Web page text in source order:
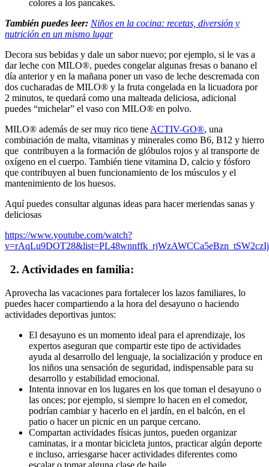
colores a los pancakes.
También puedes leer: Niños en la cocina: recetas, diversión y
nutrición en un mismo lugar
Decora sus bebidas y dale un sabor nuevo; por ejemplo, si le vas a
dar leche con MILO®, puedes congelar algunas fresas o banano el
día anterior y en la mañana poner un vaso de leche descremada con
dos cucharadas de MILO® y la fruta congelada en la licuadora por
2 minutos, te quedará como una malteada deliciosa, adicional
puedes “michelar” el vaso con MILO® en polvo.
MILO® además de ser muy rico tiene ACTIV-GO®, una
combinación de malta, vitaminas y minerales como B6, B12 y hierro
que contribuyen a la formación de glóbulos rojos y al transporte de
oxígeno en el cuerpo. También tiene vitamina D, calcio y fósforo
que contribuyen al buen funcionamiento de los músculos y el
mantenimiento de los huesos.
Aquí puedes consultar algunas ideas para hacer meriendas sanas y
deliciosas
https://www.youtube.com/watch?
v=rAqLu9DOT28&list=PL48wnnffk_rjWzAWCCa5eBzn_tSW2czIj
2. Actividades en familia:
Aprovecha las vacaciones para fortalecer los lazos familiares, lo
puedes hacer compartiendo a la hora del desayuno o haciendo
actividades deportivas juntos:
El desayuno es un momento ideal para el aprendizaje, los
expertos aseguran que compartir este tipo de actividades
ayuda al desarrollo del lenguaje, la socialización y produce en
los niños una sensación de seguridad, indispensable para su
desarrollo y estabilidad emocional.
Intenta innovar en los lugares en los que toman el desayuno o
las onces; por ejemplo, si siempre lo hacen en el comedor,
podrían cambiar y hacerlo en el jardín, en el balcón, en el
patio o hacer un picnic en un parque cercano.
Compartan actividades físicas juntos, pueden organizar
caminatas, ir a montar bicicleta juntos, practicar algún deporte
e incluso, arriesgarse hacer actividades diferentes como
escalar o tomar alguna clase de baile.